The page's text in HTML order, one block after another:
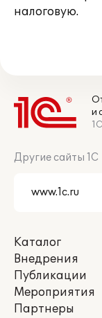
налоговую.
и
Другие сайты 1С
Каталог
Внедрения
Публикации
Мероприятия
Партнеры